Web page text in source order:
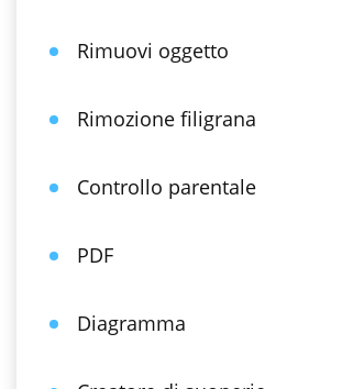
Rimuovi oggetto
Rimozione filigrana
Controllo parentale
PDF
Diagramma